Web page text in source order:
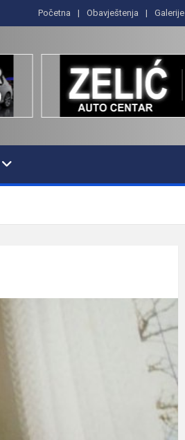
Početna Obavještenja Galerije